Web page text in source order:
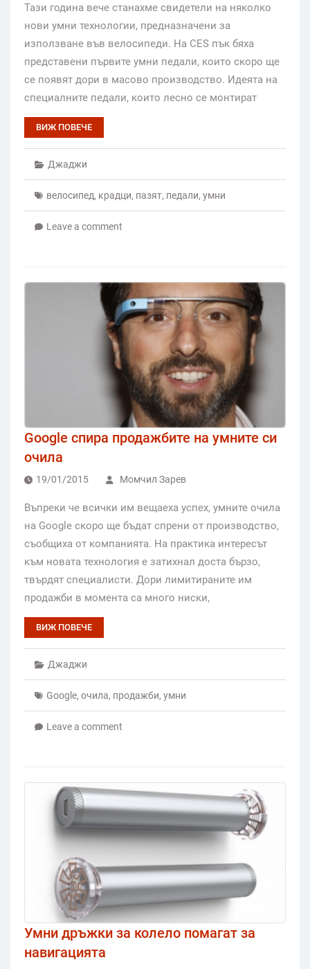
Тази година вече станахме свидетели на няколко
нови умни технологии, предназначени за
използване във велосипеди. На CES пък бяха
представени първите умни педали, които скоро ще
се появят дори в масово производство. Идеята на
специалните педали, които лесно се монтират
ВИЖ ПОВЕЧЕ
Джаджи
велосипед, крадци, пазят, педали, умни
Leave a comment
Google спира продажбите на умните си
очила
19/01/2015 Момчил Зарев
Въпреки че всички им вещаеха успех, умните очила
на Google скоро ще бъдат спрени от производство,
съобщиха от компанията. На практика интересът
към новата технология е затихнал доста бързо,
твърдят специалисти. Дори лимитираните им
продажби в момента са много ниски,
ВИЖ ПОВЕЧЕ
Джаджи
Google, очила, продажби, умни
Leave a comment
Умни дръжки за колело помагат за
навигацията